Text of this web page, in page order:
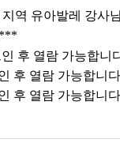
역 유아발레 강사
인 후 열람 가능합니
후 열람 가능합니
후 열람 가능합니